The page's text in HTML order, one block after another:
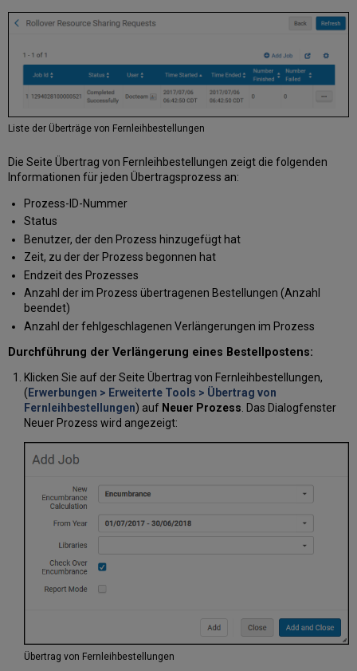
Liste der Überträge von Fernleihbestellungen
Die Seite Übertrag von Fernleihbestellungen zeigt die folgenden
Informationen für jeden Übertragsprozess an:
Prozess-ID-Nummer
Status
Benutzer, der den Prozess hinzugefügt hat
Zeit, zu der der Prozess begonnen hat
Endzeit des Prozesses
Anzahl der im Prozess übertragenen Bestellungen (Anzahl
beendet)
Anzahl der fehlgeschlagenen Verlängerungen im Prozess
Durchführung der Verlängerung eines Bestellpostens:
Klicken Sie auf der Seite Übertrag von Fernleihbestellungen,
( Erwerbungen > Erweiterte Tools > Übertrag von
Fernleihbestellungen) auf Neuer Prozess . Das Dialogfenster
Neuer Prozess wird angezeigt:
Übertrag von Fernleihbestellungen